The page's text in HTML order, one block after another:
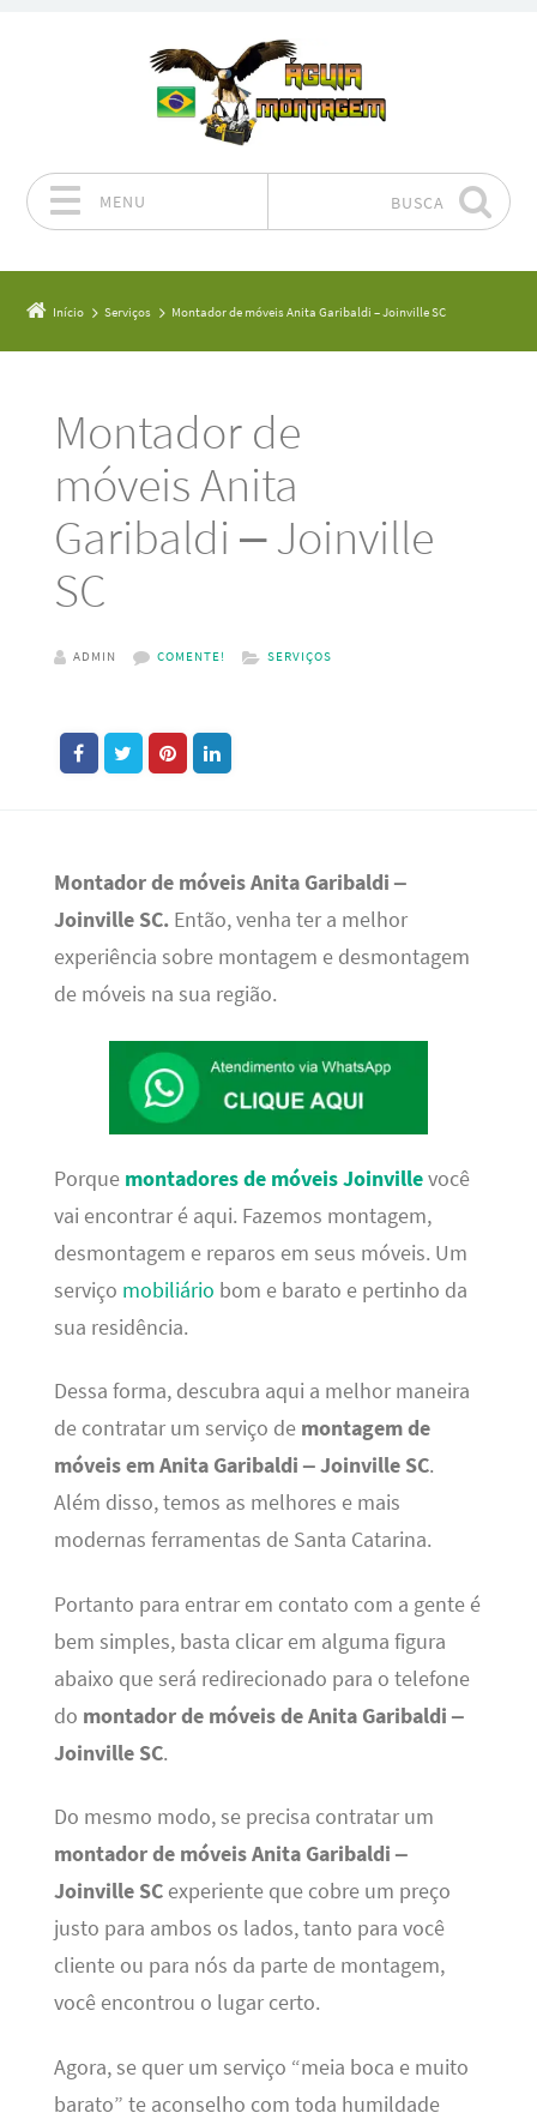
MENU BUSCA
Início Serviços Montador de móveis Anita Garibaldi – Joinville SC
Montador de
móveis Anita
Garibaldi – Joinville
SC
ADMIN COMENTE! SERVIÇOS
Montador de móveis Anita Garibaldi –
Joinville SC.Então, venha ter a melhor
experiência sobre montagem e desmontagem
de móveis na sua região.
Porque montadores de móveis Joinvillevocê
vai encontrar é aqui. Fazemos montagem,
desmontagem e reparos em seus móveis. Um
serviço mobiliário bom e barato e pertinho da
sua residência.
Dessa forma, descubra aqui a melhor maneira
de contratar um serviço de montagem de
móveis em Anita Garibaldi – Joinville SC.
Além disso, temos as melhores e mais
modernas ferramentas de Santa Catarina.
Portanto para entrar em contato com a gente é
bem simples, basta clicar em alguma figura
abaixo que será redirecionado para o telefone
do montador de móveis de Anita Garibaldi –
Joinville SC.
Do mesmo modo, se precisa contratar um
montador de móveis Anita Garibaldi –
Joinville SCexperiente que cobre um preço
justo para ambos os lados, tanto para você
cliente ou para nós da parte de montagem,
você encontrou o lugar certo.
Agora, se quer um serviço “meia boca e muito
barato” te aconselho com toda humildade